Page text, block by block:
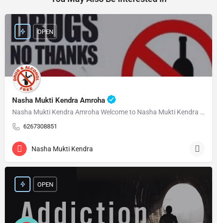
Nasha Mukti Kendra Amroha
Nasha Mukti Kendra Amroha Welcome to Nasha Mukti Kendra Amroha ( नशा मुक्ति केंद्र अमरोहा ) हमारे केंद्र…
6267308851
OPEN
Nasha Mukti Kendra
OPEN